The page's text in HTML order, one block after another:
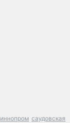
иннопром саудовская